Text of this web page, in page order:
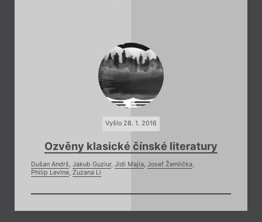
Vyšlo 28. 1. 2016
Ozvěny klasické čínské literatury
Dušan Andrš, Jakub Guziur, Jidi Majia, Josef Žemlička,
Philip Levine, Zuzana Li